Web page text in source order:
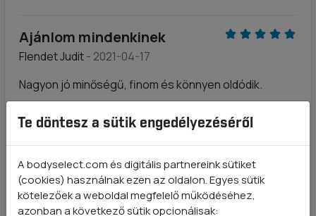
Ajánlom mindenkinek
Flendet Judit- 2021-04-17
Nagyon jó minőségű, finom és könnyen oldódik.
Kifejezetten elégedett
Nagy Ágnes- 2021-04-17
Finom, reggel ittam tejjel és még este is mérhető volt
az okoseszköz által.
Te döntesz a sütik engedélyezéséről
A bodyselect.com és digitális partnereink sütiket
(cookies) használnak ezen az oldalon. Egyes sütik
kötelezőek a weboldal megfelelő működéséhez,
azonban a következő sütik opcionálisak: